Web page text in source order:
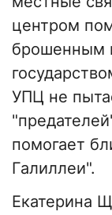
центром
брошенным
УПЦ не
помогает
Галиллеи".
Екатерина